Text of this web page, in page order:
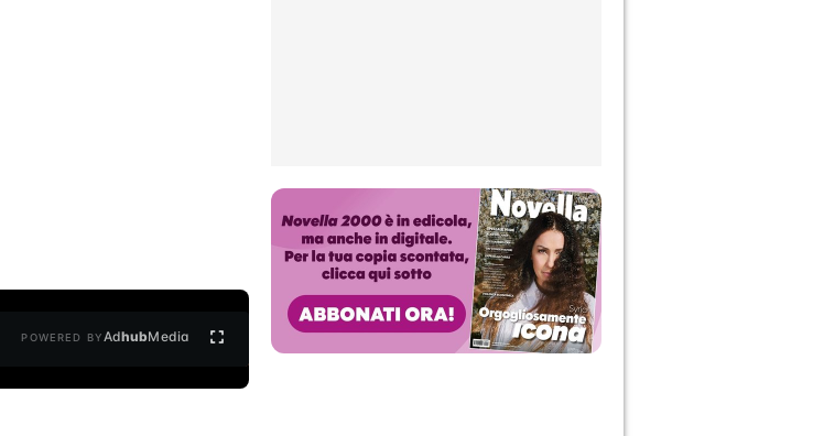
POWERED BYAdhubMedia